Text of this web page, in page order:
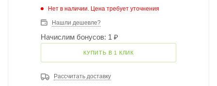
Нет в наличии. Цена требует уточнения
Нашли дешевле?
Начислим бонусов: 1 ₽
КУПИТЬ В 1 КЛИК
Рассчитать доставку